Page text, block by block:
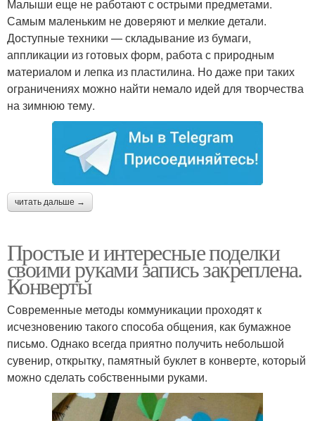
Малыши еще не работают с острыми предметами.
Самым маленьким не доверяют и мелкие детали.
Доступные техники — складывание из бумаги,
аппликации из готовых форм, работа с природным
материалом и лепка из пластилина. Но даже при таких
ограничениях можно найти немало идей для творчества
на зимнюю тему.
читать дальше →
Простые и интересные поделки
своими руками запись закреплена.
Конверты
Современные методы коммуникации проходят к
исчезновению такого способа общения, как бумажное
письмо. Однако всегда приятно получить небольшой
сувенир, открытку, памятный буклет в конверте, который
можно сделать собственными руками.